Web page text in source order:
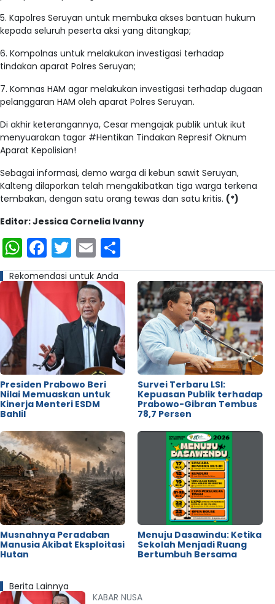
5. Kapolres Seruyan untuk membuka akses bantuan hukum
kepada seluruh peserta aksi yang ditangkap;
6. Kompolnas untuk melakukan investigasi terhadap
tindakan aparat Polres Seruyan;
7. Komnas HAM agar melakukan investigasi terhadap dugaan
pelanggaran HAM oleh aparat Polres Seruyan.
Di akhir keterangannya, Cesar mengajak publik untuk ikut
menyuarakan tagar #Hentikan Tindakan Represif Oknum
Aparat Kepolisian!
Sebagai informasi, demo warga di kebun sawit Seruyan,
Kalteng dilaporkan telah mengakibatkan tiga warga terkena
tembakan, dengan satu orang tewas dan satu kritis. (*)
Editor: Jessica Cornelia Ivanny
WhatsApp
Facebook
Twitter
Email
Rekomendasi untuk Anda
Presiden Prabowo Beri
Nilai Memuaskan untuk
Kinerja Menteri ESDM
Bahlil
Survei Terbaru LSI:
Kepuasan Publik terhadap
Prabowo-Gibran Tembus
78,7 Persen
Musnahnya Peradaban
Manusia Akibat Eksploitasi
Hutan
Menuju Dasawindu: Ketika
Sekolah Menjadi Ruang
Bertumbuh Bersama
Berita Lainnya
KABAR NUSA